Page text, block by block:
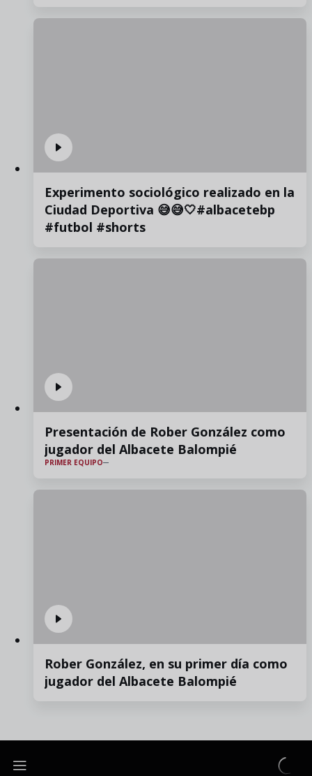
Experimento sociológico realizado en la
Ciudad Deportiva 😅😅🤍#albacetebp
#futbol #shorts
Presentación de Rober González como
jugador del Albacete Balompié
PRIMER EQUIPO
Rober González, en su primer día como
jugador del Albacete Balompié